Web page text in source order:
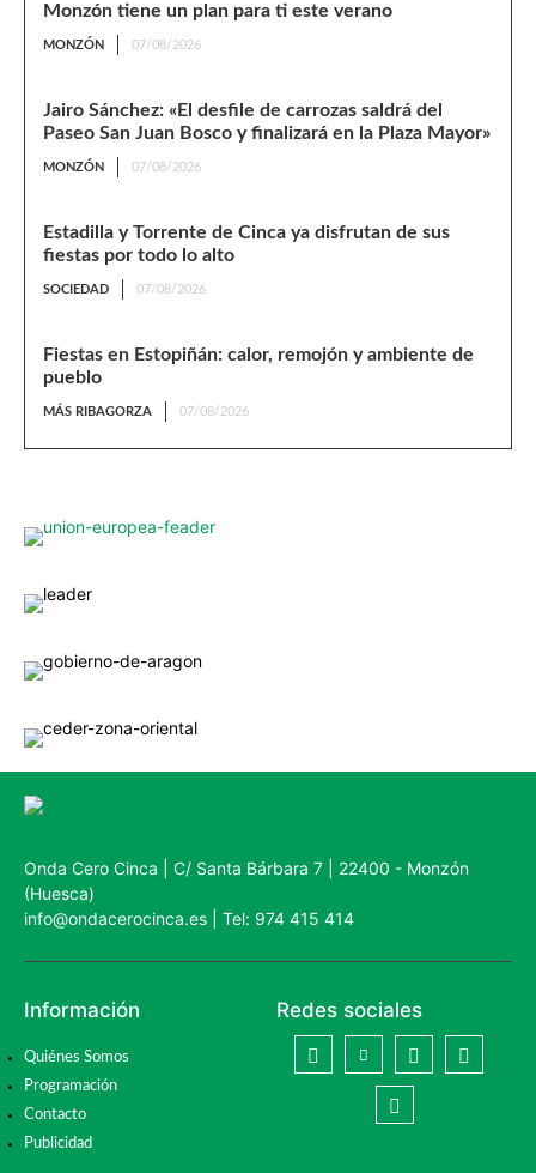
Monzón tiene un plan para ti este verano
MONZÓN 07/08/2026
Jairo Sánchez: «El desfile de carrozas saldrá del
Paseo San Juan Bosco y finalizará en la Plaza Mayor»
MONZÓN 07/08/2026
Estadilla y Torrente de Cinca ya disfrutan de sus
fiestas por todo lo alto
SOCIEDAD 07/08/2026
Fiestas en Estopiñán: calor, remojón y ambiente de
pueblo
MÁS RIBAGORZA 07/08/2026
Onda Cero Cinca | C/ Santa Bárbara 7 | 22400 - Monzón
(Huesca)
info@ondacerocinca.es | Tel: 974 415 414
Información
Quiénes Somos
Programación
Contacto
Publicidad
Redes sociales